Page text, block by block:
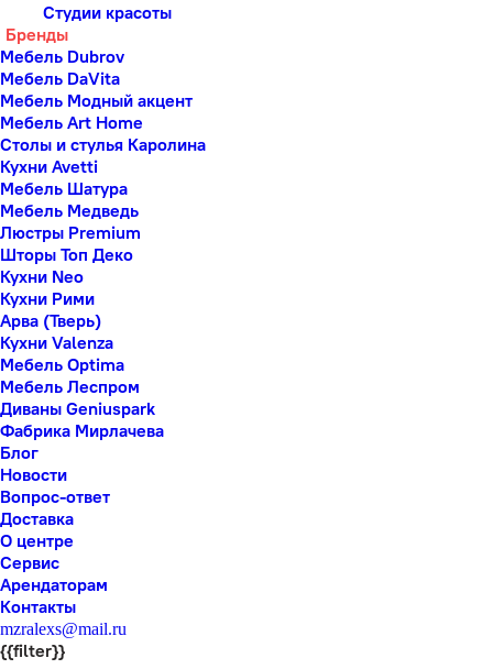
Студии красоты
Бренды
Мебель Dubrov
Мебель DaVita
Мебель Модный акцент
Мебель Art Home
Столы и стулья Каролина
Кухни Avetti
Мебель Шатура
Мебель Медведь
Люстры Premium
Шторы Топ Деко
Кухни Neo
Кухни Рими
Арва (Тверь)
Кухни Valenza
Мебель Optima
Мебель Леспром
Диваны Geniuspark
Фабрика Мирлачева
Блог
Новости
Вопрос-ответ
Доставка
О центре
Сервис
Арендаторам
Контакты
mzralexs@mail.ru
{{filter}}